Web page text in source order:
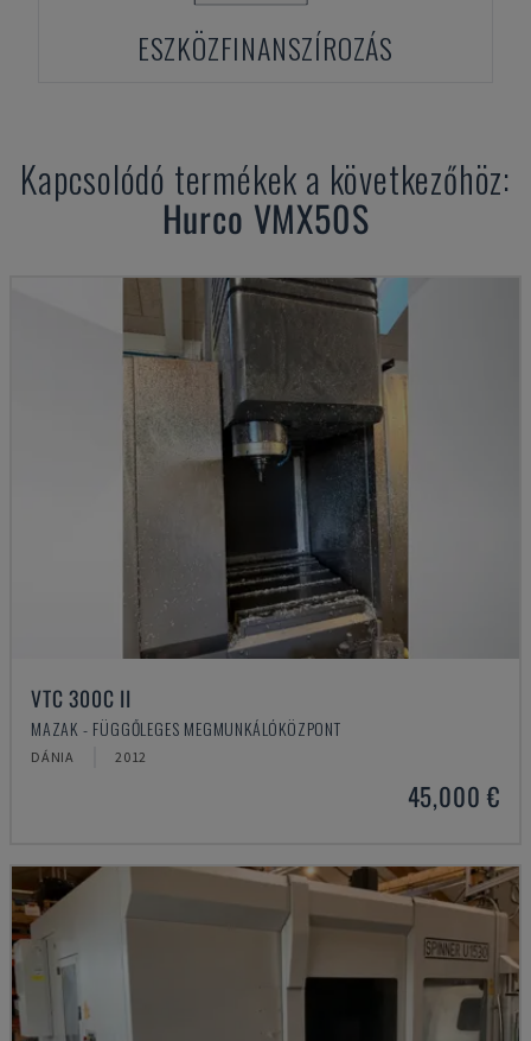
ESZKÖZFINANSZÍROZÁS
Kapcsolódó termékek a következőhöz:
Hurco VMX50S
VTC 300C II
MAZAK - FÜGGŐLEGES MEGMUNKÁLÓKÖZPONT
DÁNIA 2012
45,000 €